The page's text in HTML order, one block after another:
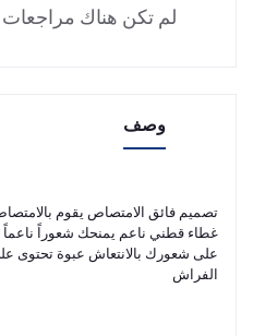
لم تكن هناك مراجعات
وصف
تصميم فائق الامتصاص يقوم
غطاء قطني ناعم يمنحك شعوراً ناعماً
الفراش